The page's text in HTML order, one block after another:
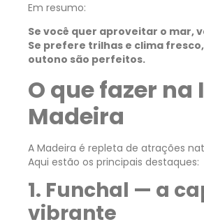
Em resumo:
Se você quer aproveitar o mar,
Se prefere trilhas e clima
outono são perfeitos.
O que fazer na
Madeira
A Madeira é repleta de atrações
Aqui estão os principais destaques:
1. Funchal — a
vibrante